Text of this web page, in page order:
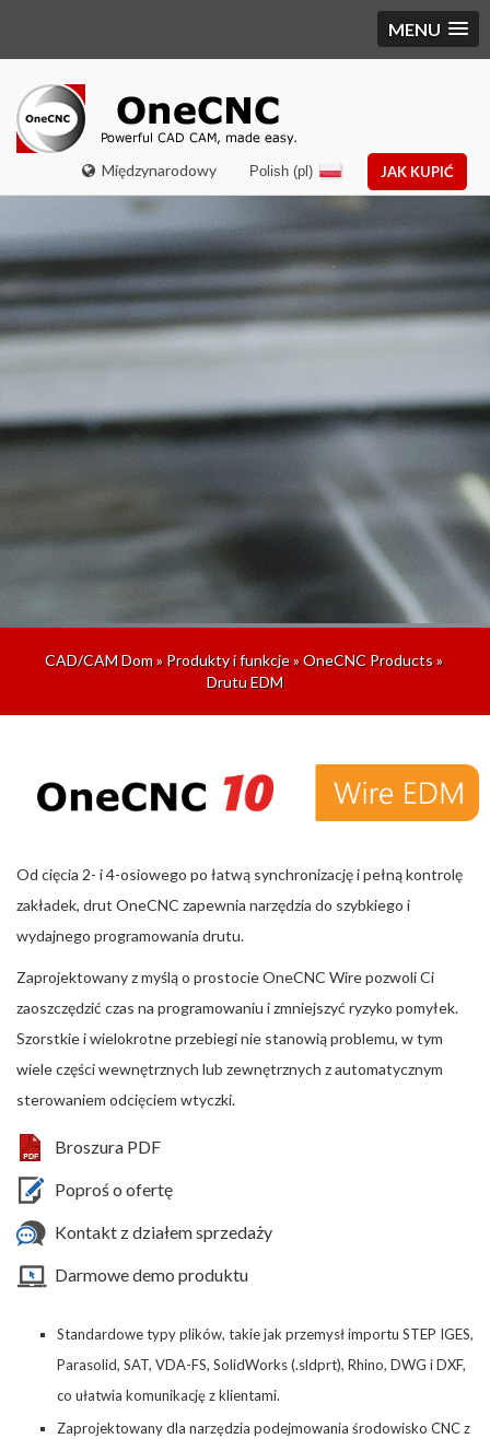
MENU
Międzynarodowy JAK KUPIĆ
Polish (pl)
CAD/CAM Dom» Produkty i funkcje»OneCNC Products»
Drutu EDM
Od cięcia 2- i 4-osiowego po łatwą synchronizację i pełną kontrolę
zakładek, drut OneCNC zapewnia narzędzia do szybkiego i
wydajnego programowania drutu.
Zaprojektowany z myślą o prostocie OneCNC Wire pozwoli Ci
zaoszczędzić czas na programowaniu i zmniejszyć ryzyko pomyłek.
Szorstkie i wielokrotne przebiegi nie stanowią problemu, w tym
wiele części wewnętrznych lub zewnętrznych z automatycznym
sterowaniem odcięciem wtyczki.
Broszura PDF
Poproś o ofertę
Kontakt z działem sprzedaży
Darmowe demo produktu
Standardowe typy plików, takie jak przemysł importu STEP IGES,
Parasolid, SAT, VDA-FS, SolidWorks (.sldprt), Rhino, DWG i DXF,
co ułatwia komunikację z klientami.
Zaprojektowany dla narzędzia podejmowania środowisko CNC z